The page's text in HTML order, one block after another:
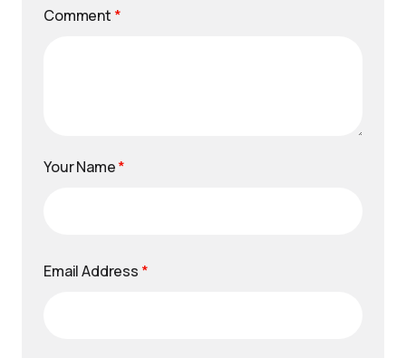
Comment *
Your Name*
Email Address *